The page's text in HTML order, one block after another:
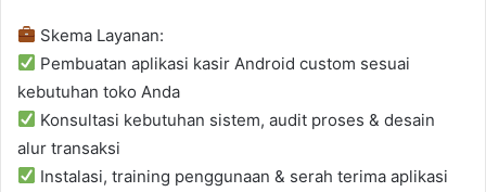
Skema Layanan:
Pembuatan aplikasi kasir Android custom sesuai
kebutuhan toko Anda
Konsultasi kebutuhan sistem, audit proses & desain
alur transaksi
Instalasi, training penggunaan & serah terima aplikasi